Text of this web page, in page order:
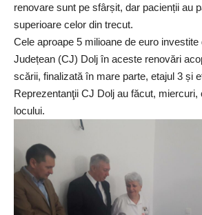
renovare sunt pe sfârșit, dar pacienții au
superioare celor din trecut.
Cele aproape 5 milioane de euro investite
Județean (CJ) Dolj în aceste renovări
scării, finalizată în mare parte, etajul 3 și
Reprezentanţii CJ Dolj au făcut, miercuri,
locului.